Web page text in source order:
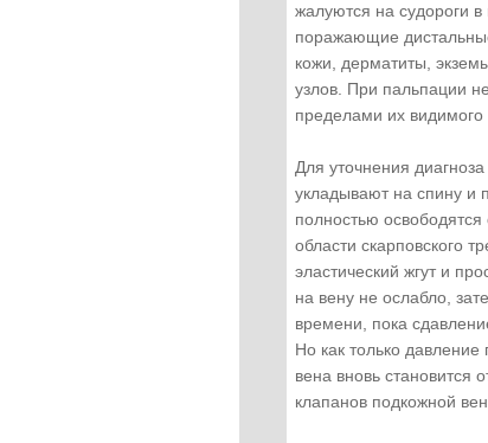
жалуются на судороги
поражающие
кожи, дерматиты,
узлов. При пальпации
пределами их видимого
Для уточнения
укладывают на спину и
полностью
области скарповского
эластический жгут и
на вену не ослабло,
времени, пока
Но как только
вена вновь становится
клапанов подкожной